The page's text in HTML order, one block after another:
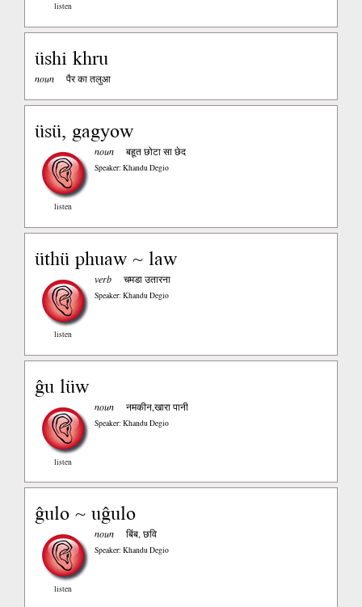
listen
üshi khru
noun पैर का तलुआ
üsü, gagyow
listen
noun बहूत छोटा सा छेद
Speaker: Khandu Degio
üthü phuaw ~ law
listen
verb चमडा उतारना
Speaker: Khandu Degio
ĝu lüw
listen
noun नमकीन,खारा पानी
Speaker: Khandu Degio
ĝulo ~ uĝulo
listen
noun बिंब, छवि
Speaker: Khandu Degio